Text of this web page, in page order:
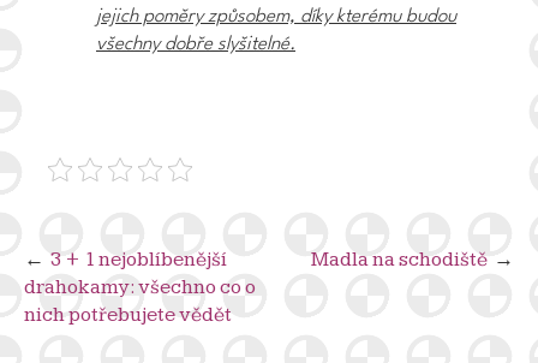
jejich poměry způsobem, díky kterému budou
všechny dobře slyšitelné.
Navigace
pro
příspěvek
3 + 1 nejoblíbenější
drahokamy: všechno co o
nich potřebujete vědět
Madla na schodiště